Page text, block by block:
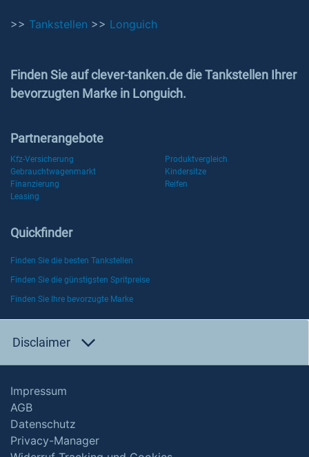
>> Tankstellen >> Longuich
Finden Sie auf clever-tanken.de die Tankstellen Ihrer
bevorzugten Marke in Longuich.
Partnerangebote
Kfz-Versicherung
Produktvergleich
Gebrauchtwagenmarkt
Kindersitze
Finanzierung
Reifen
Leasing
Quickfinder
Finden Sie die besten Tankstellen
Finden Sie die günstigsten Spritpreise
Finden Sie Ihre bevorzugte Marke
Disclaimer
Impressum
AGB
Datenschutz
Privacy-Manager